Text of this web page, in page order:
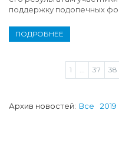
поддержку подопечных
ПОДРОБНЕЕ
1 ... 37 38
Архив новостей: Все 2019